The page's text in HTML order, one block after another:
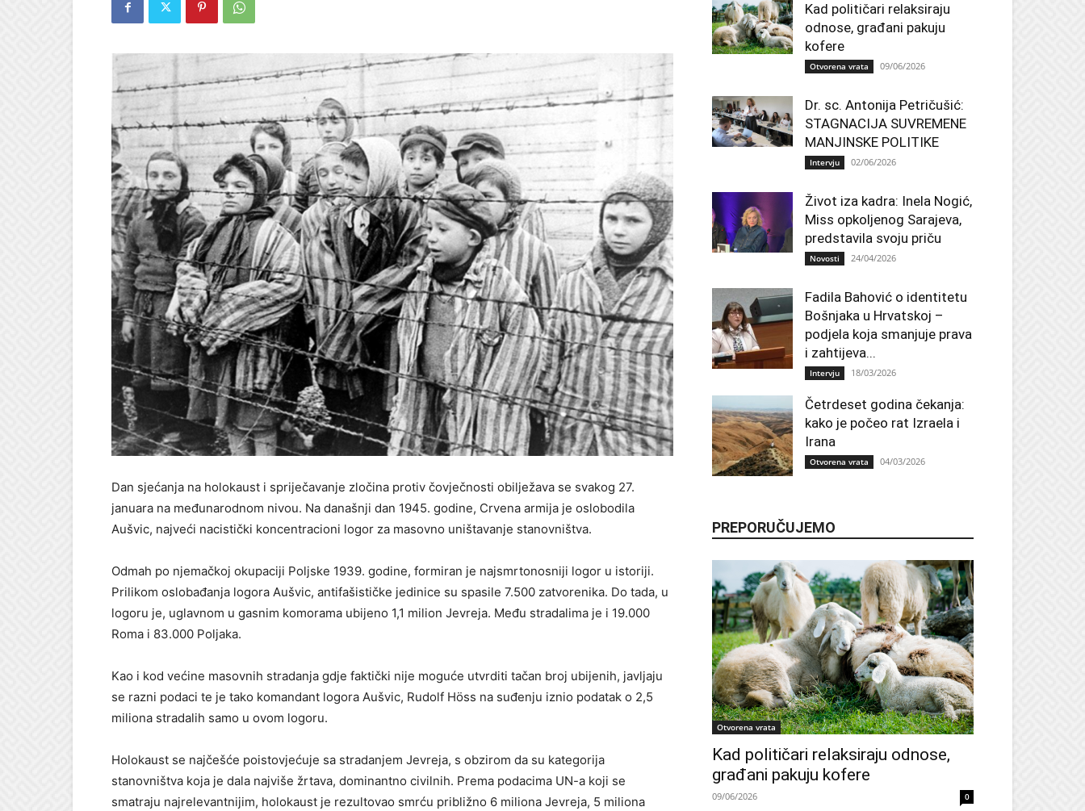
Dan sjećanja na holokaust i spriječavanje zločina protiv čovječnosti obilježava se svakog 27.
januara na međunarodnom nivou. Na današnji dan 1945. godine, Crvena armija je oslobodila
Aušvic, najveći nacistički koncentracioni logor za masovno uništavanje stanovništva.
Odmah po njemačkoj okupaciji Poljske 1939. godine, formiran je najsmrtonosniji logor u istoriji.
Prilikom oslobađanja logora Aušvic, antifašističke jedinice su spasile 7.500 zatvorenika. Do tada, u
logoru je, uglavnom u gasnim komorama ubijeno 1,1 milion Jevreja. Među stradalima je i 19.000
Roma i 83.000 Poljaka.
Kao i kod većine masovnih stradanja gdje faktički nije moguće utvrditi tačan broj ubijenih, javljaju
se razni podaci te je tako komandant logora Aušvic, Rudolf Höss na suđenju iznio podatak o 2,5
miliona stradalih samo u ovom logoru.
Holokaust se najčešće poistovjećuje sa stradanjem Jevreja, s obzirom da su kategorija
stanovništva koja je dala najviše žrtava, dominantno civilnih. Prema podacima UN-a koji se
smatraju najrelevantnijim, holokaust je rezultovao smrću približno 6 miliona Jevreja, 5 miliona
Kad političari relaksiraju
odnose, građani pakuju
kofere
Otvorena vrata 09/06/2026
Dr. sc. Antonija Petričušić:
STAGNACIJA SUVREMENE
MANJINSKE POLITIKE
Intervju 02/06/2026
Život iza kadra: Inela Nogić,
Miss opkoljenog Sarajeva,
predstavila svoju priču
Novosti 24/04/2026
Fadila Bahović o identitetu
Bošnjaka u Hrvatskoj –
podjela koja smanjuje prava
i zahtijeva...
Intervju 18/03/2026
Četrdeset godina čekanja:
kako je počeo rat Izraela i
Irana
Otvorena vrata 04/03/2026
PREPORUČUJEMO
Otvorena vrata
Kad političari relaksiraju odnose,
građani pakuju kofere
09/06/2026 0